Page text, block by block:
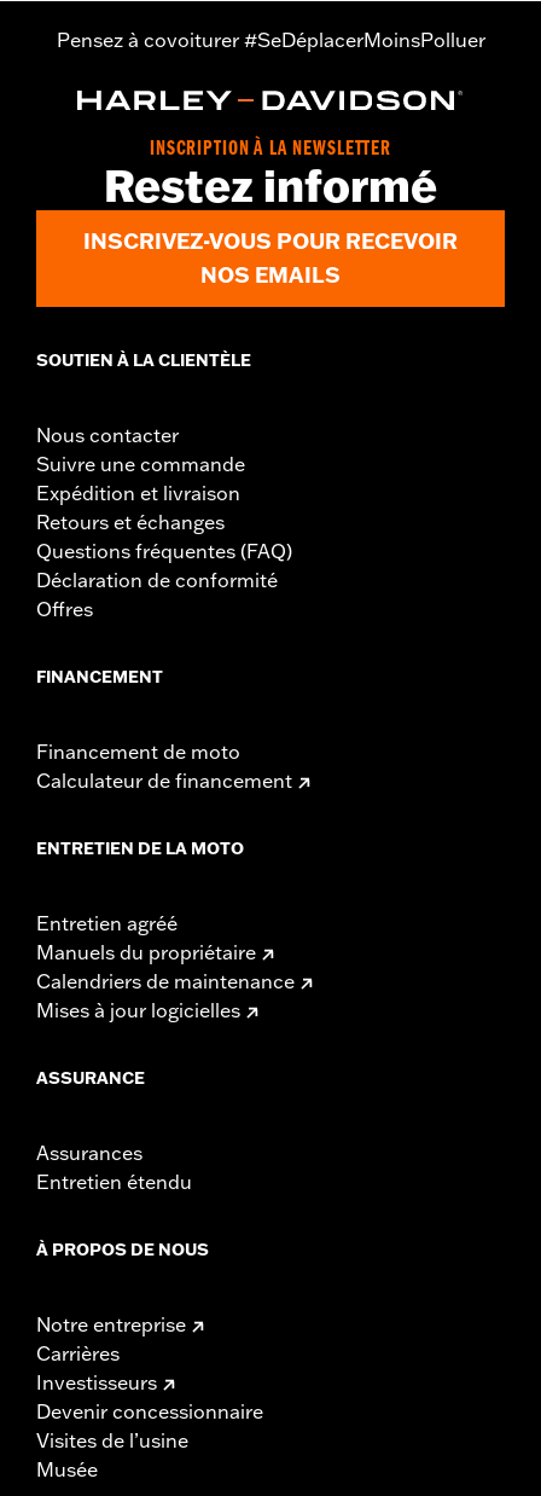
Pensez à covoiturer #SeDéplacerMoinsPolluer
INSCRIPTION À LA NEWSLETTER
Restez informé
INSCRIVEZ-VOUS POUR RECEVOIR
NOS EMAILS
SOUTIEN À LA CLIENTÈLE
Nous contacter
Suivre une commande
Expédition et livraison
Retours et échanges
Questions fréquentes (FAQ)
Déclaration de conformité
Offres
FINANCEMENT
Financement de moto
Calculateur de financement
ENTRETIEN DE LA MOTO
Entretien agréé
Manuels du propriétaire
Calendriers de maintenance
Mises à jour logicielles
ASSURANCE
Assurances
Entretien étendu
À PROPOS DE NOUS
Notre entreprise
Carrières
Investisseurs
Devenir concessionnaire
Visites de l’usine
Musée